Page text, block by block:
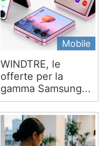
Mobile
WINDTRE, le
offerte per la
gamma Samsung...